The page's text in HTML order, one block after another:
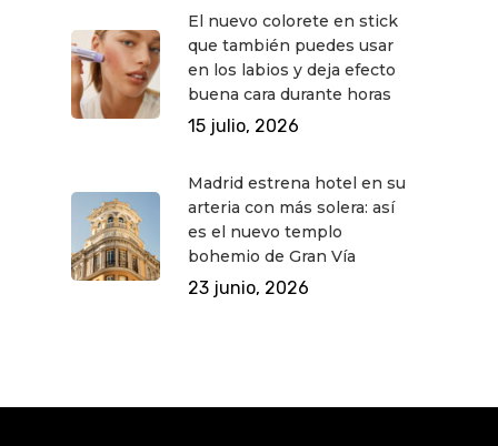
El nuevo colorete en stick
que también puedes usar
en los labios y deja efecto
buena cara durante horas
15 julio, 2026
Madrid estrena hotel en su
arteria con más solera: así
es el nuevo templo
bohemio de Gran Vía
23 junio, 2026